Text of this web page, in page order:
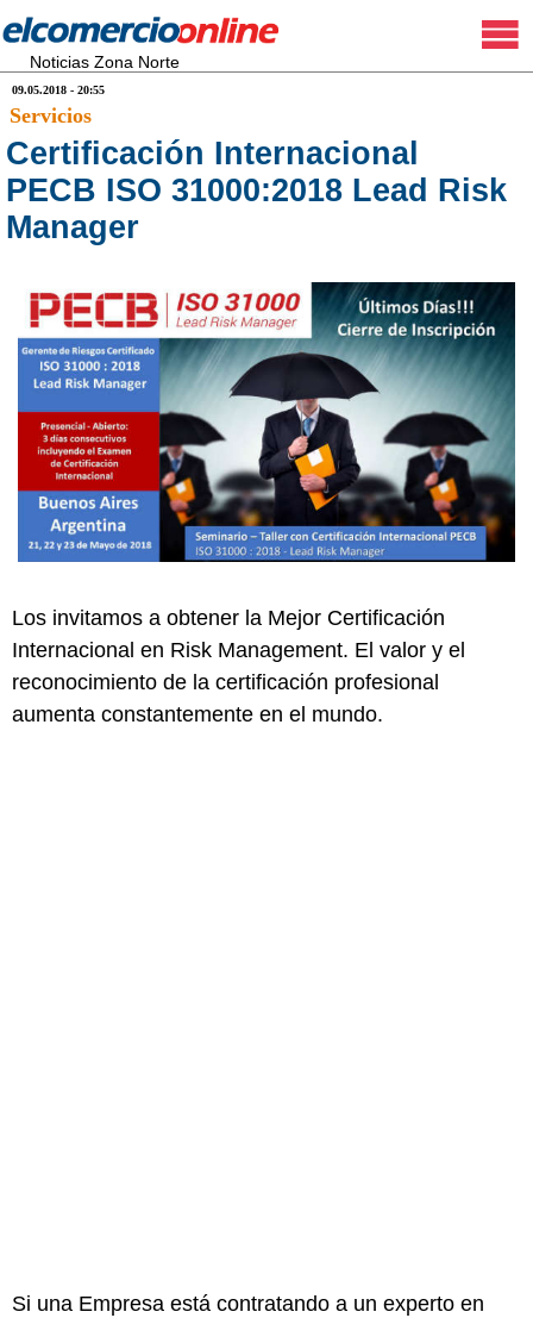
Noticias Zona Norte
09.05.2018 - 20:55
Servicios
Certificación Internacional
PECB ISO 31000:2018 Lead Risk
Manager
Los invitamos a obtener la Mejor Certificación
Internacional en Risk Management. El valor y el
reconocimiento de la certificación profesional
aumenta constantemente en el mundo.
Si una Empresa está contratando a un experto en